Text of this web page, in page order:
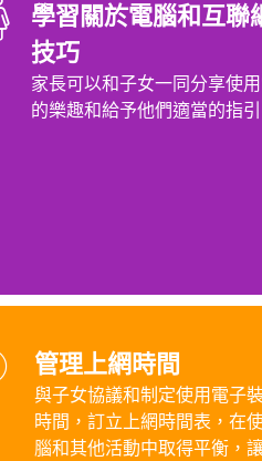
學習關於電腦和互聯
技巧
家長可以和子女一同分享使
的樂趣和給予他們適當的指引
管理上網時間
與子女協議和制定使用電子
時間，訂立上網時間表，在
腦和其他活動中取得平衡，